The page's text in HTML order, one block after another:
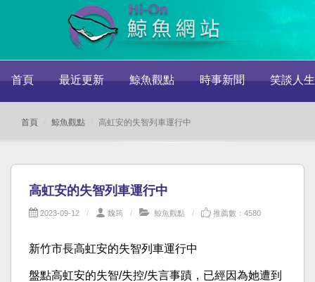
首頁 最近更新 鯨魚觀點 時事新聞 笑談人生
首頁 鯨魚觀點 高虹安的失智列車運行中
高虹安的失智列車運行中
2023-09-12 魏筠 鯨魚觀點 推薦數：4580
新竹市長高虹安的失智列車運行中
盤點高虹安的失智/失控/失言事蹟，已經因為她遭到